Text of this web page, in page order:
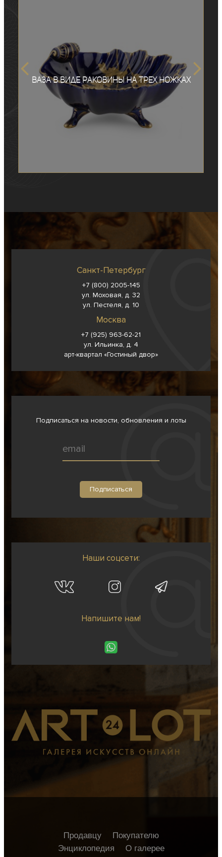
Ваза в виде раковины на трех ножках
Санкт-Петербург
+7 (800) 2005-145
ул. Моховая, д. 32
ул. Пестеля, д. 10
Москва
+7 (925) 963-62-21
ул. Ильинка, д. 4
арт-квартал «Гостиный двор»
Подписаться на новости, обновления и лоты
Наши соцсети:
Напишите нам!
Продавцу
Покупателю
Энциклопедия
О галерее